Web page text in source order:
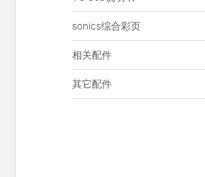
sonics综合彩页
相关配件
其它配件